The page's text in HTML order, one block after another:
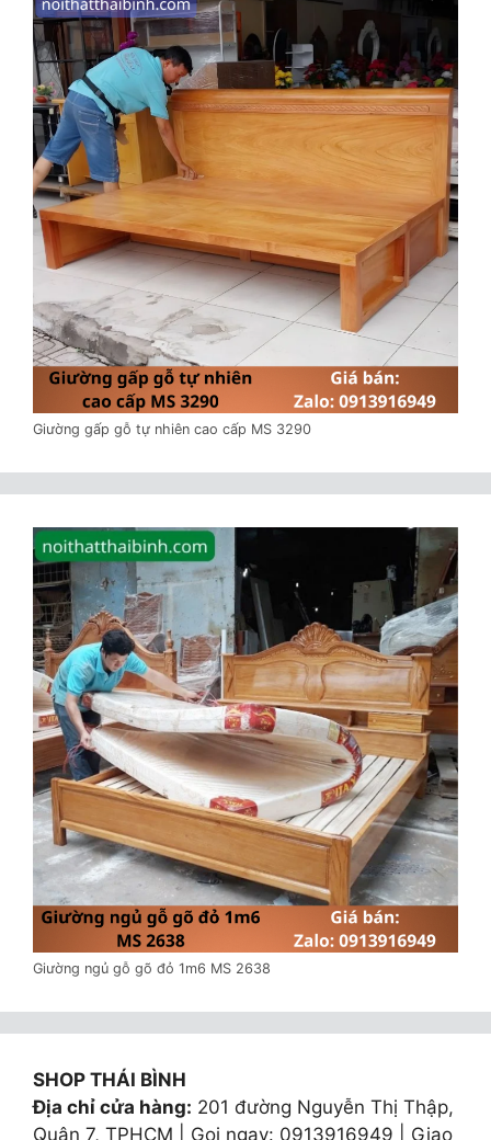
Giường gấp gỗ tự nhiên cao cấp MS 3290
Giường ngủ gỗ gõ đỏ 1m6 MS 2638
SHOP THÁI BÌNH
Địa chỉ cửa hàng: 201 đường Nguyễn Thị Thập,
Quận 7, TPHCM | Gọi ngay: 0913916949 | Giao